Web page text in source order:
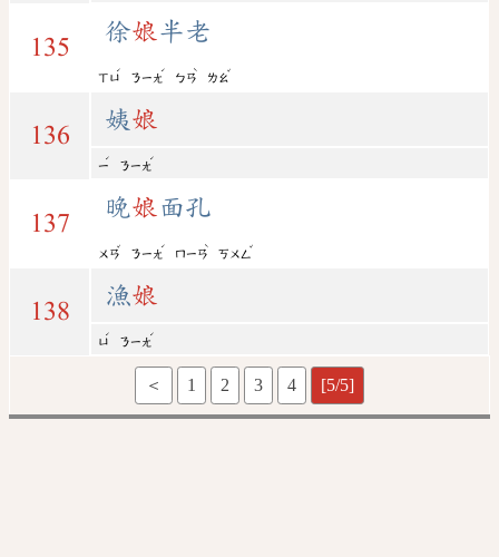
135
徐娘 半老
ㄒㄩ
ˊ
ㄋㄧㄤ
ˊ
ㄅㄢ
ˋ
ㄌㄠ
ˇ
136
姨娘
ㄧ
ˊ
ㄋㄧㄤ
ˊ
137
晚娘 面孔
ㄨㄢ
ˇ
ㄋㄧㄤ
ˊ
ㄇㄧㄢ
ˋ
ㄎㄨㄥ
ˇ
138
漁娘
ㄩ
ˊ
ㄋㄧㄤ
ˊ
＜ 1 2 3 4 [5/5]